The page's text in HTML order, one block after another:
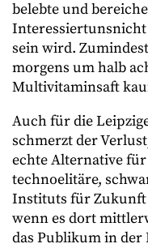
belebte und
sein wird.
morgens um halb
Multivitaminsaft
Auch für die
schmerzt der
echte Alternative
technoelitäre,
Instituts für Zukunft
wenn es dort
das Publikum in